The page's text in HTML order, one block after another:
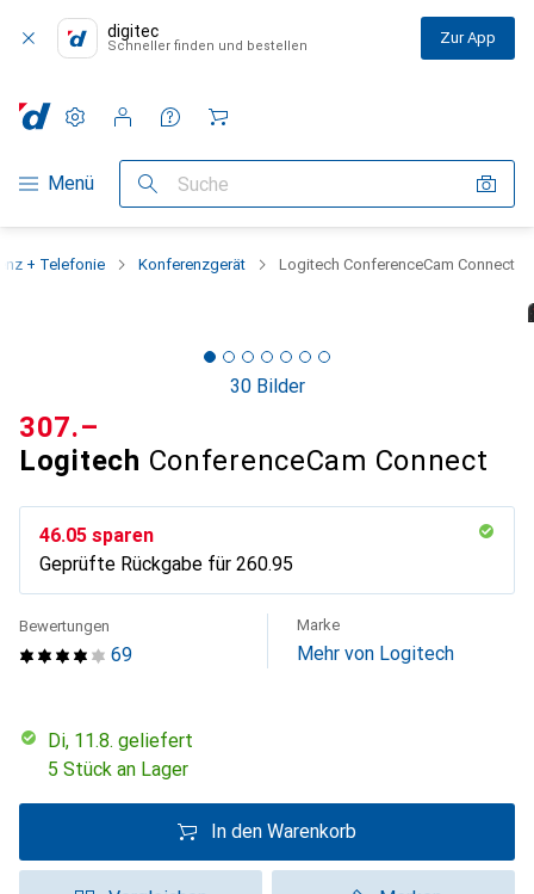
digitec
Schneller finden und bestellen Zur App
Navigation nach Kategorien
Menü Suche
Einstellungen
Kundenkonto
Vergleichslisten
Merklisten
Warenkorb
+ Telefonie Konferenzgerät Logitech ConferenceCam Connect
30 Bilder
Logitech ConferenceCam Connect
CHF
307.–
CHF
46.05 sparen
Geprüfte Rückgabe für CHF
260.95
69
Bewertungen Marke
Mehr von Logitech
Di, 11.8. geliefert
5 Stück an Lager
In den Warenkorb